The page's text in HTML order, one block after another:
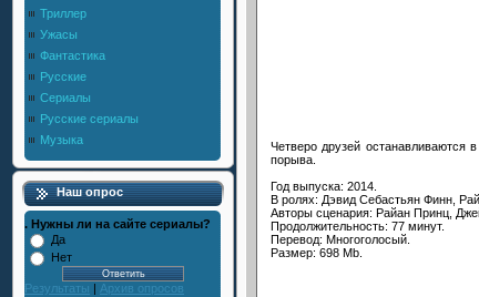
Триллер
Ужасы
Фантастика
Русские
Сериалы
Русские сериалы
Музыка
Наш опрос
. Нужны ли на сайте сериалы?
Да
Нет
Результаты | Архив опросов
Четверо друзей
порыва.
Год выпуска: 2014.
В ролях: Дэвид Себастьян Финн,
Авторы сценария: Райан Принц,
Продолжительность: 77 минут.
Перевод: Многоголосый.
Размер: 698 Mb.